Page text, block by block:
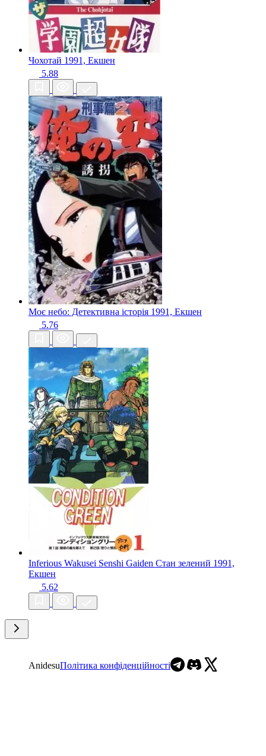
Чохотай 1991, Екшен
5.88
Моє небо: Детективна історія 1991, Екшен
5.76
Inferious Wakusei Senshi Gaiden Стан зелений 1991,
Екшен
5.62
AnidesuПолітика конфіденційності